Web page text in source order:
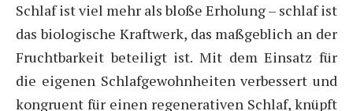
Schlaf ist viel mehr als bloße Erholung – schlaf ist
das biologische Kraftwerk, das maßgeblich an der
Fruchtbarkeit beteiligt ist. Mit dem Einsatz für
die eigenen Schlafgewohnheiten verbessert und
kongruent für einen regenerativen Schlaf, knüpft